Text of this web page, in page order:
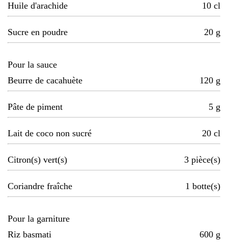
Huile d'arachide 10 cl
Sucre en poudre 20 g
Pour la sauce
Beurre de cacahuète
120 g
Pâte de piment 5 g
Lait de coco non sucré 20 cl
Citron(s) vert(s) 3 pièce(s)
Coriandre fraîche 1 botte(s)
Pour la garniture
Riz basmati
600 g